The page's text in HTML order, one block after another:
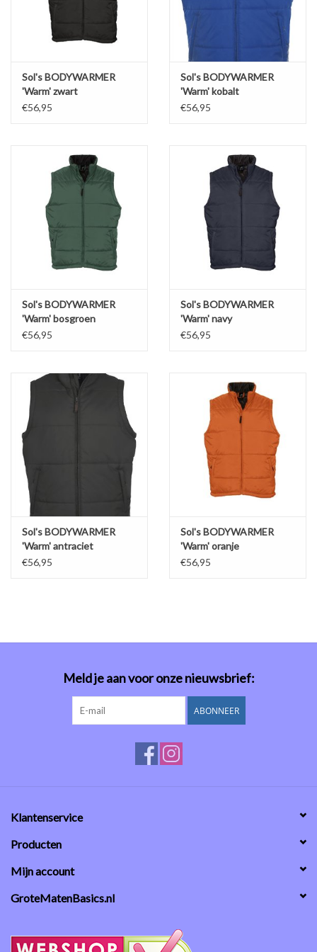
Sol's BODYWARMER
'Warm' zwart
€56,95
Sol's BODYWARMER
'Warm' kobalt
€56,95
Sol's BODYWARMER
'Warm' bosgroen
€56,95
Sol's BODYWARMER
'Warm' navy
€56,95
Sol's BODYWARMER
'Warm' antraciet
€56,95
Sol's BODYWARMER
'Warm' oranje
€56,95
Meld je aan voor onze nieuwsbrief:
ABONNEER
Klantenservice
Producten
Mijn account
GroteMatenBasics.nl